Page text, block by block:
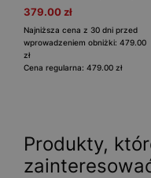
379.00 zł
Najniższa cena z 30 dni przed
wprowadzeniem obniżki: 479.00
zł
Cena regularna: 479.00 zł
Produkty,